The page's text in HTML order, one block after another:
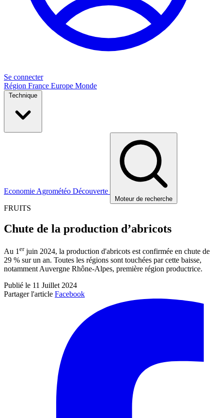
Se connecter
Région France Europe Monde
Technique
Economie Agrométéo Découverte
Moteur de recherche
FRUITS
Chute de la production d’abricots
Au 1 erjuin 2024, la production d'abricots est confirmée en chute de
29 % sur un an. Toutes les régions sont touchées par cette baisse,
notamment Auvergne Rhône-Alpes, première région productrice.
Publié le 11 Juillet 2024
Partager l'article Facebook